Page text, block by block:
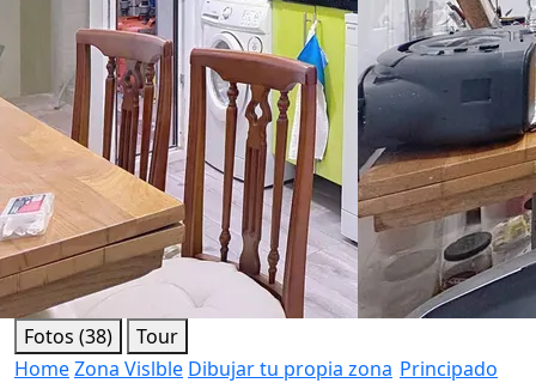
Fotos (38)
Tour
HomeZona Vislble Dibujar tu propia zona Principado